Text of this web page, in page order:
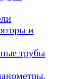
и
трубы